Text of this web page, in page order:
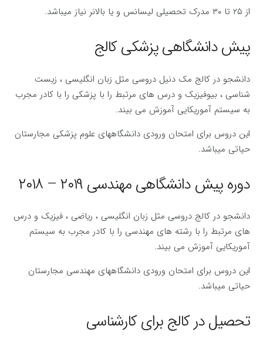
از ۲۵ تا ۳۰ مدرک تحصیلی لیسانس و یا بالانر نیاز میباشد.
پیش دانشگاهی پزشکی کالج
دانشجو در کالج مک دنیل دروسی مثل زبان انگلیسی ، زیست
شناسی ، بیوفیزیک و درس های مرتبط را با پزشکی را با کادر مجرب
به سیستم آموریکایی آموزش می بیند.
این دروس برای امتحان ورودی دانشگاههای علوم پزشکی مجارستان
حیاتی میباشد.
دوره پیش دانشگاهی مهندسی ۲۰۱۹ – ۲۰۱۸
دانشجو در کالج دروسی مثل زبان انگلیسی ، ریاضی ، فیزیک و درس
های مرتبط را با رشته های مهندسی را با کادر مجرب به سیستم
آموریکایی آموزش می بیند.
این دروس برای امتحان ورودی دانشگاههای مهندسی مجارستان
حیاتی میباشد.
تحصیل در کالج برای کارشناسی